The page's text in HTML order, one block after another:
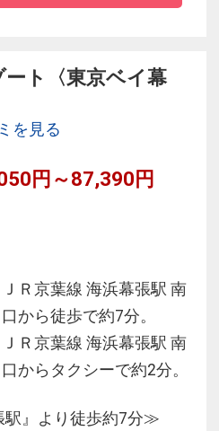
ト〈東京ベイ幕
を見る
円～87,390円
ＪＲ京葉線 海浜幕張駅 南
口から徒歩で約7分。
ＪＲ京葉線 海浜幕張駅 南
口からタクシーで約2分。
』より徒歩約7分≫